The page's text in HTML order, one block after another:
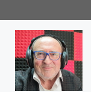
al
contenuto